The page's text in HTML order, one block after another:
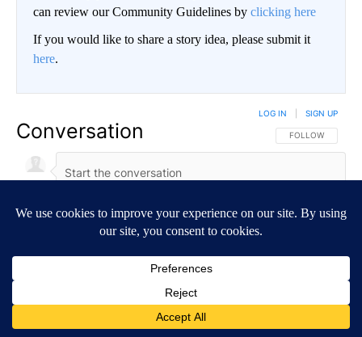
can review our Community Guidelines by clicking here
If you would like to share a story idea, please submit it
here.
Conversation FOLLOW THIS
FOLLOW
LOG IN SIGN UP
NEWEST
All Comments
Start the conversation
ADVERTISEMENT